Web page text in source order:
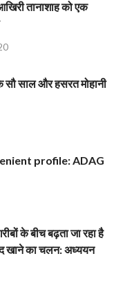
तानाशाह को एक
सौ साल और हसरत मोहानी
profile: ADAG
के बीच बढ़ता जा रहा है
खाने का चलन: अध्ययन